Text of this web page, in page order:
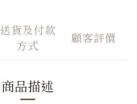
送貨及付款
方式
顧客評價
商品描述